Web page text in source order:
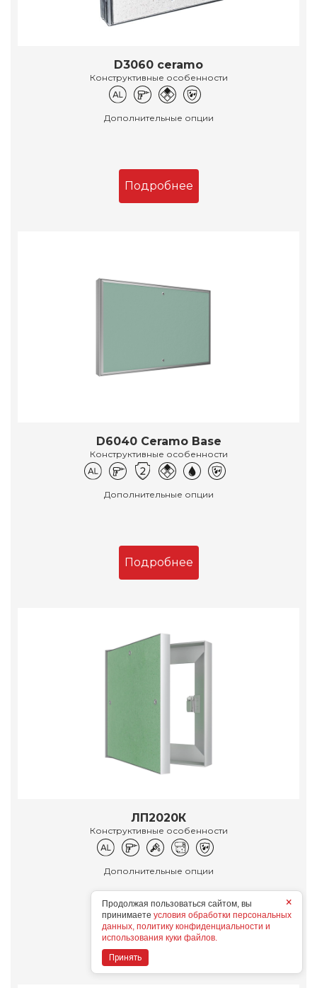
D3060 ceramo
Конструктивные особенности
Дополнительные опции
Подробнее
D6040 Ceramo Base
Конструктивные особенности
Дополнительные опции
Подробнее
ЛП2020К
Конструктивные особенности
Дополнительные опции
Подробнее
×
Продолжая пользоваться сайтом, вы
принимаете условия обработки персональных
данных, политику конфиденциальности и
использования куки файлов.
Принять